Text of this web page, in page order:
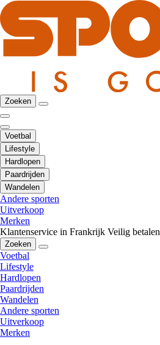
Zoeken
Voetbal
Lifestyle
Hardlopen
Paardrijden
Wandelen
Andere sporten
Uitverkoop
Merken
Klantenservice in Frankrijk Veilig betalen
Zoeken
Voetbal
Lifestyle
Hardlopen
Paardrijden
Wandelen
Andere sporten
Uitverkoop
Merken